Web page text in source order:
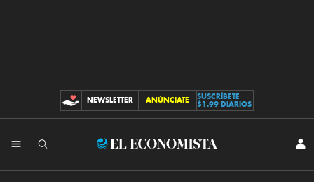
CONTRIBUCIONES
NEWSLETTER ANÚNCIATE
SUSCRÍBETE
$1.99 DIARIOS
El